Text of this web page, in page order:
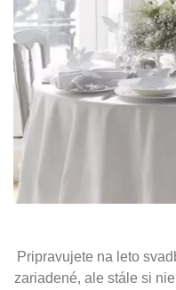
Pripravujete na leto
zariadené, ale stále si